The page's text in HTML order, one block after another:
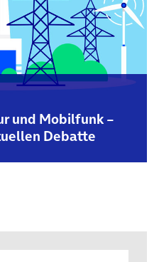
und Mobilfunk –
Debatte